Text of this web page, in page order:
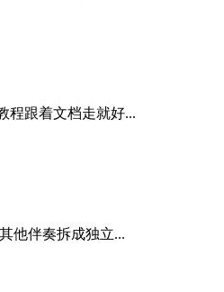
程跟着文档走就好...
他伴奏拆成独立...